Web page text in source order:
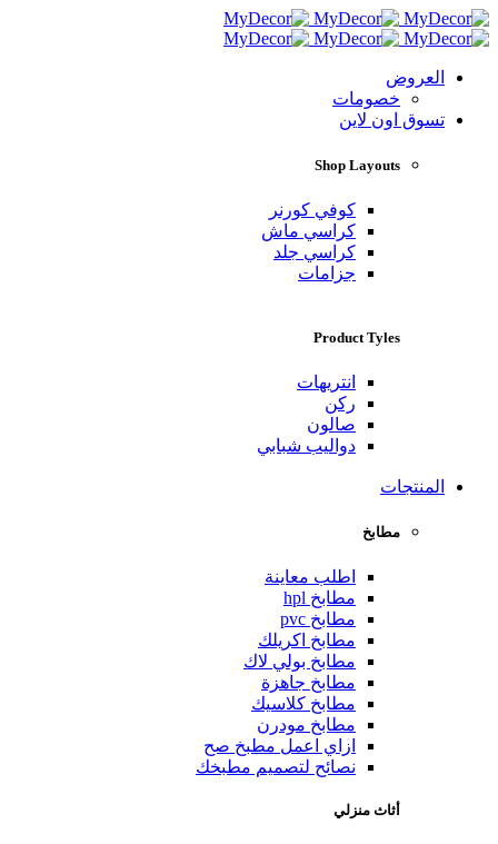
العروض
خصومات
تسوق اون لاين
Shop Layouts
كوفي كورنر
كراسي ماش
كراسي جلد
جزامات
Product Tyles
انتريهات
ركن
صالون
دواليب شبابي
المنتجات
مطابخ
اطلب معاينة
مطابخ hpl
مطابخ pvc
مطابخ اكريلك
مطابخ بولي لاك
مطابخ جاهزة
مطابخ كلاسيك
مطابخ مودرن
ازاي اعمل مطبخ صح
نصائح لتصميم مطبخك
أثاث منزلي